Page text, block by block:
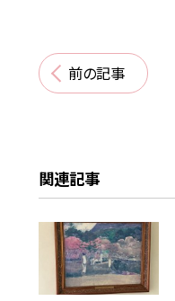
前の記事
関連記事